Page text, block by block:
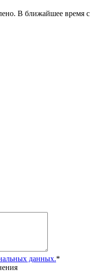
В ближайшее время с
данных.*